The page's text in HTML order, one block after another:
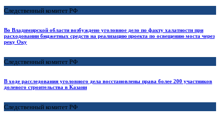
Следственный комитет РФ
Во Владимирской области возбуждено уголовное дело по факту халатности при
расходовании бюджетных средств на реализацию проекта по освещению моста через
реку Оку
Следственный комитет РФ
В ходе расследования уголовного дела восстановлены права более 200 участников
долевого строительства в Казани
Следственный комитет РФ